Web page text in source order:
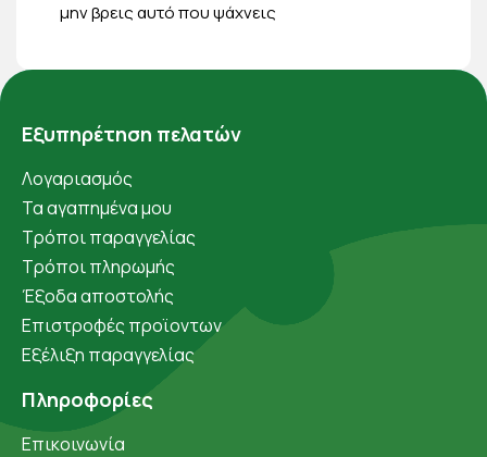
μην βρεις αυτό που ψάχνεις
Εξυπηρέτηση πελατών
Λογαριασμός
Τα αγαπημένα μου
Τρόποι παραγγελίας
Τρόποι πληρωμής
Έξοδα αποστολής
Επιστροφές προϊοντων
Εξέλιξη παραγγελίας
Πληροφορίες
Επικοινωνία